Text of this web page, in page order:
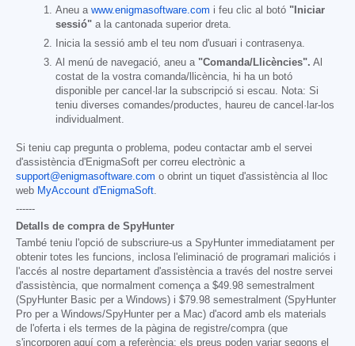
Aneu a www.enigmasoftware.com i feu clic al botó "Iniciar
sessió" a la cantonada superior dreta.
Inicia la sessió amb el teu nom d'usuari i contrasenya.
Al menú de navegació, aneu a "Comanda/Llicències". Al
costat de la vostra comanda/llicència, hi ha un botó
disponible per cancel·lar la subscripció si escau. Nota: Si
teniu diverses comandes/productes, haureu de cancel·lar-los
individualment.
Si teniu cap pregunta o problema, podeu contactar amb el servei
d'assistència d'EnigmaSoft per correu electrònic a
support@enigmasoftware.com o obrint un tiquet d'assistència al lloc
web MyAccount d'EnigmaSoft.
------
Detalls de compra de SpyHunter
També teniu l'opció de subscriure-us a SpyHunter immediatament per
obtenir totes les funcions, inclosa l'eliminació de programari maliciós i
l'accés al nostre departament d'assistència a través del nostre servei
d'assistència, que normalment comença a $49.98 semestralment
(SpyHunter Basic per a Windows) i $79.98 semestralment (SpyHunter
Pro per a Windows/SpyHunter per a Mac) d'acord amb els materials
de l'oferta i els termes de la pàgina de registre/compra (que
s'incorporen aquí com a referència; els preus poden variar segons el